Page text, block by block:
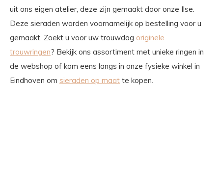
uit ons eigen atelier, deze zijn gemaakt door onze Ilse.
Deze sieraden worden voornamelijk op bestelling voor u
gemaakt. Zoekt u voor uw trouwdag originele
trouwringen? Bekijk ons assortiment met unieke ringen in
de webshop of kom eens langs in onze fysieke winkel in
Eindhoven om sieraden op maat te kopen.